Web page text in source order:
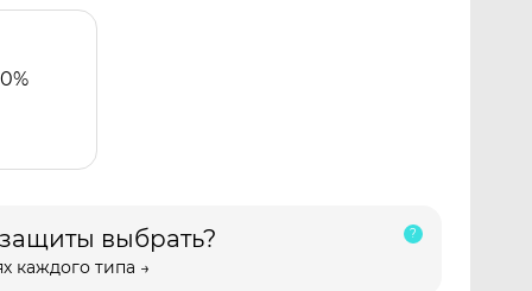
выбрать?
каждого типа →